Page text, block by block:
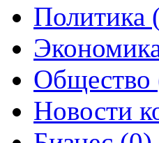
Политика
Общество
Новости